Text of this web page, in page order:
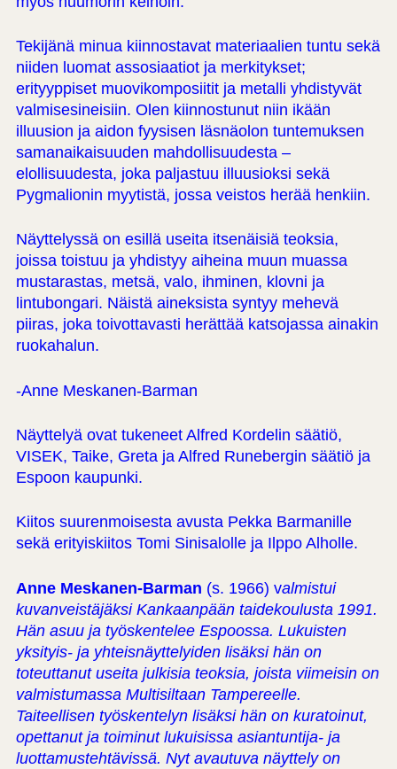
Tekijänä minua kiinnostavat materiaalien tuntu sekä
niiden luomat assosiaatiot ja merkitykset;
erityyppiset muovikomposiitit ja metalli yhdistyvät
valmisesineisiin. Olen kiinnostunut niin ikään
illuusion ja aidon fyysisen läsnäolon tuntemuksen
samanaikaisuuden mahdollisuudesta –
elollisuudesta, joka paljastuu illuusioksi sekä
Pygmalionin myytistä, jossa veistos herää henkiin.
Näyttelyssä on esillä useita itsenäisiä teoksia,
joissa toistuu ja yhdistyy aiheina muun muassa
mustarastas, metsä, valo, ihminen, klovni ja
lintubongari. Näistä aineksista syntyy mehevä
piiras, joka toivottavasti herättää katsojassa ainakin
ruokahalun.
-Anne Meskanen-Barman
Näyttelyä ovat tukeneet Alfred Kordelin säätiö,
VISEK, Taike, Greta ja Alfred Runebergin säätiö ja
Espoon kaupunki.
Kiitos suurenmoisesta avusta Pekka Barmanille
sekä erityiskiitos Tomi Sinisalolle ja Ilppo Alholle.
Anne Meskanen-Barman (s. 1966) valmistui
kuvanveistäjäksi Kankaanpään taidekoulusta 1991.
Hän asuu ja työskentelee Espoossa. Lukuisten
yksityis- ja yhteisnäyttelyiden lisäksi hän on
toteuttanut useita julkisia teoksia, joista viimeisin on
valmistumassa Multisiltaan Tampereelle.
Taiteellisen työskentelyn lisäksi hän on kuratoinut,
opettanut ja toiminut lukuisissa asiantuntija- ja
luottamustehtävissä. Nyt avautuva näyttely on